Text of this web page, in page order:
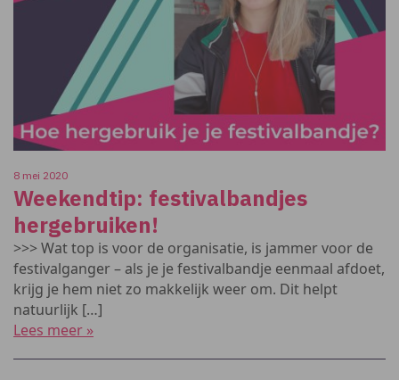
8 mei 2020
Weekendtip: festivalbandjes
hergebruiken!
>>> Wat top is voor de organisatie, is jammer voor de
festivalganger – als je je festivalbandje eenmaal afdoet,
krijg je hem niet zo makkelijk weer om. Dit helpt
natuurlijk […]
Lees meer »